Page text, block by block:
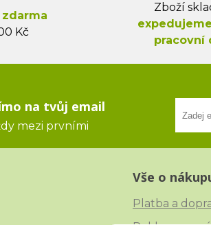
Kč
Zboží
pracovní
na tvůj email
mezi prvními
Vše o
Platba a